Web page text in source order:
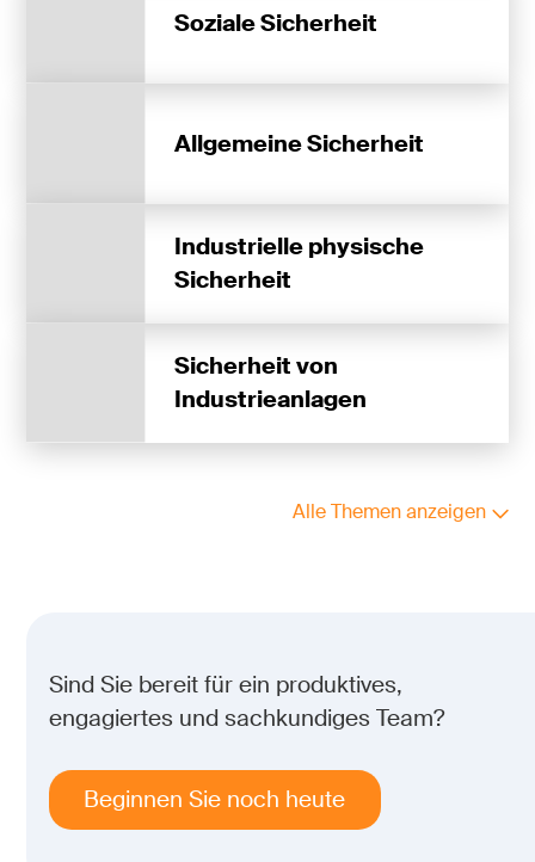
Soziale Sicherheit
Allgemeine Sicherheit
Industrielle physische
Sicherheit
Sicherheit von
Industrieanlagen
Alle Themen anzeigen
Sind Sie bereit für ein produktives,
engagiertes und sachkundiges Team?
Beginnen Sie noch heute